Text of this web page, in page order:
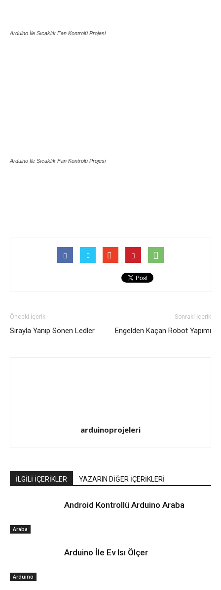
Arduino İle Sıcaklık Fan Kontrolü Projesi
Arduino İle Sıcaklık Fan Kontrolü Projesi
Önceki İçerik
Sırayla Yanıp Sönen Ledler
Sonraki İçerik
Engelden Kaçan Robot Yapımı
arduinoprojeleri
İLGİLİ İÇERİKLER YAZARIN DİĞER İÇERİKLERİ
Araba
Android Kontrollü Arduino Araba
Arduino
Arduino İle Ev Isı Ölçer